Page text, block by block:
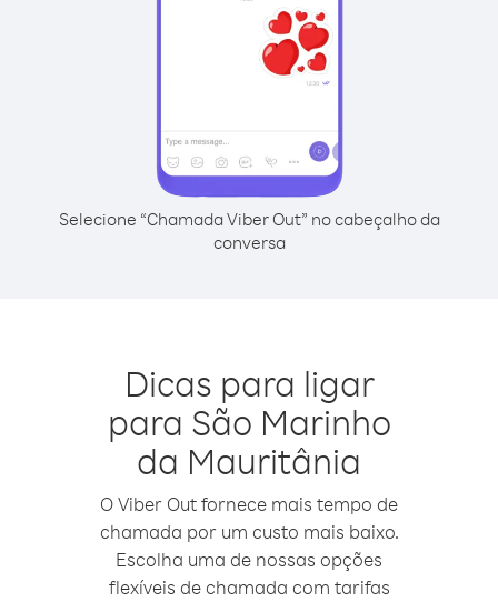
Selecione “Chamada Viber Out” no cabeçalho da
conversa
Dicas para ligar
para São Marinho
da Mauritânia
O Viber Out fornece mais tempo de
chamada por um custo mais baixo.
Escolha uma de nossas opções
flexíveis de chamada com tarifas